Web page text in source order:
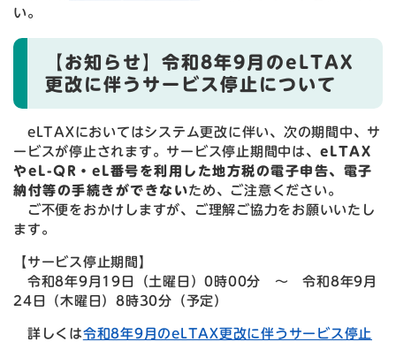
い。
【お知らせ】令和8年9月のeLTAX
更改に伴うサービス停止について
eLTAXにおいてはシステム更改に伴い、次の期間中、サ
ービスが停止されます。サービス停止期間中は、 eLTAX
やeL-QR・eL番号を利用した地方税の電子申告、電子
納付等の手続きができないため、ご注意ください。
ご不便をおかけしますが、ご理解ご協力をお願いいたし
ます。
【サービス停止期間】
令和8年9月19日（土曜日）0時00分 〜 令和8年9月
24日（木曜日）8時30分（予定）
詳しくは令和8年9月のeLTAX更改に伴うサービス停止